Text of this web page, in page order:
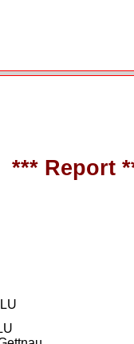
*** Report